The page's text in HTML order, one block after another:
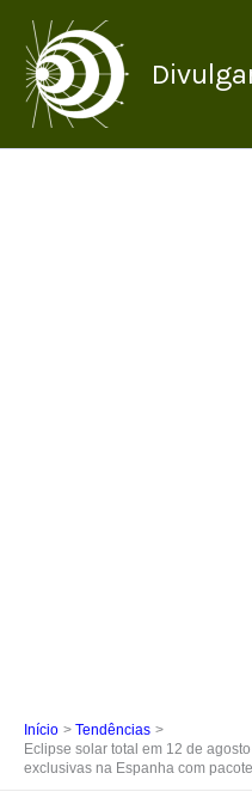
para
conteúdo
Início
Tendências
Eclipse solar total em 12 de
exclusivas na Espanha com